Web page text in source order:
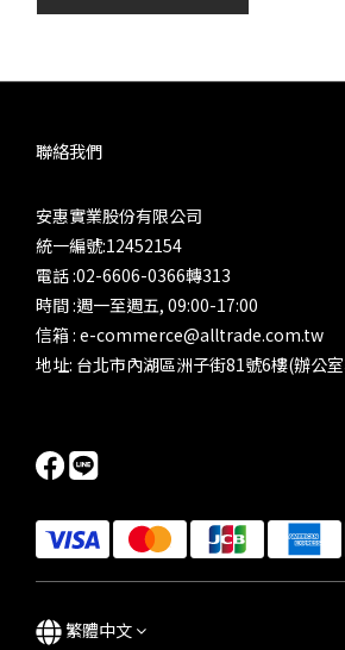
聯絡我們
安惠實業股份有限公司
統一編號:12452154
電話 :02-6606-0366轉313
時間 :週一至週五, 09:00-17:00
信箱 : e-commerce@alltrade.com.tw
地址: 台北市內湖區洲子街81號6樓(辦公
繁體中文